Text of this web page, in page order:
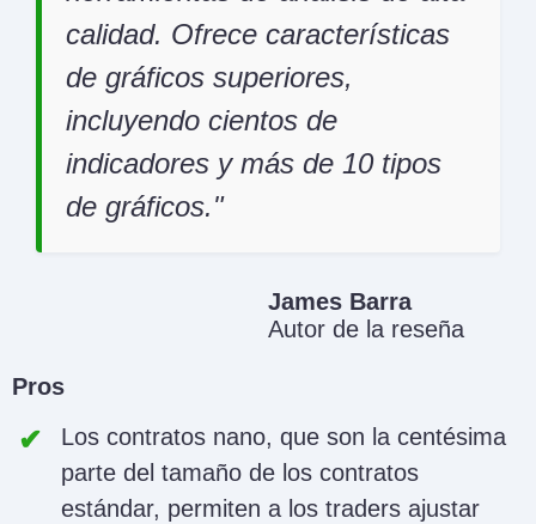
calidad. Ofrece características
de gráficos superiores,
incluyendo cientos de
indicadores y más de 10 tipos
de gráficos.
James Barra
Autor de la reseña
Pros
Los contratos nano, que son la centésima
parte del tamaño de los contratos
estándar, permiten a los traders ajustar